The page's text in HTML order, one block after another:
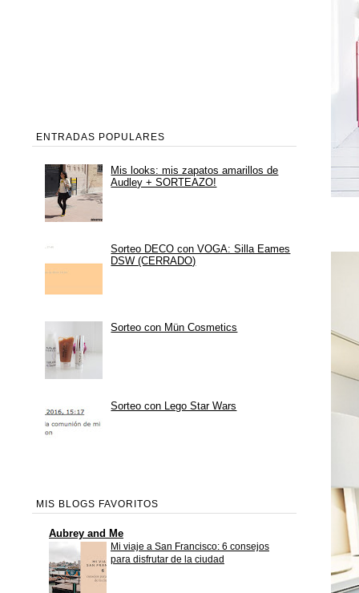
ENTRADAS POPULARES
Mis looks: mis zapatos amarillos de
Audley + SORTEAZO!
Sorteo DECO con VOGA: Silla Eames
DSW (CERRADO)
Sorteo con Mün Cosmetics
Sorteo con Lego Star Wars
MIS BLOGS FAVORITOS
Aubrey and Me
Mi viaje a San Francisco: 6 consejos
para disfrutar de la ciudad